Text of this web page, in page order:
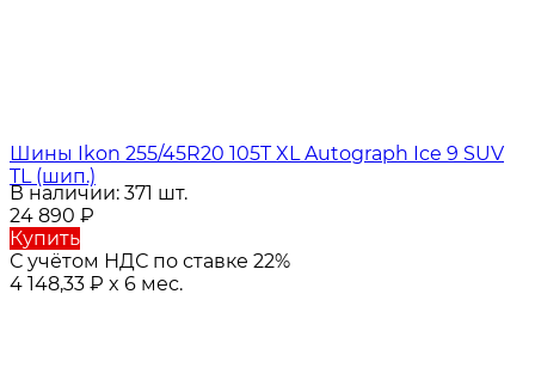
Шины Ikon 255/45R20 105T XL Autograph Ice 9 SUV
TL (шип.)
В наличии: 371 шт.
24 890 ₽
Купить
С учётом НДС по ставке 22%
4 148,33 ₽ x 6 мес.